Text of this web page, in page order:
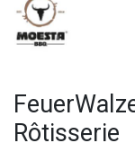
Rôtisserie